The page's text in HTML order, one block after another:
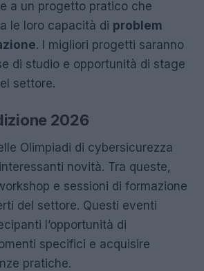
a un progetto pratico che
le loro capacità di problem
. I migliori progetti saranno
di studio e opportunità di stage
settore.
2026
Olimpiadi di cybersicurezza
novità. Tra queste,
e sessioni di formazione
del settore. Questi eventi
l’opportunità di
specifici e acquisire
pratiche.